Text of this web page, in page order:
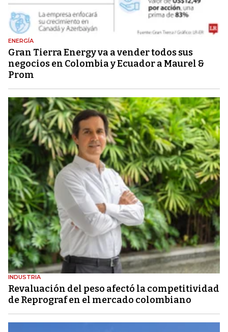
ENERGÍA
Gran Tierra Energy va a vender todos sus
negocios en Colombia y Ecuador a Maurel &
Prom
INDUSTRIA
Revaluación del peso afectó la competitividad
de Reprograf en el mercado colombiano